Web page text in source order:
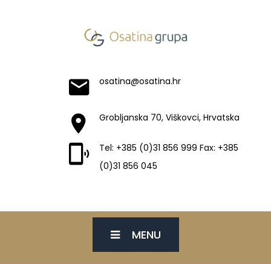
osatina@osatina.hr
Grobljanska 70, Viškovci, Hrvatska
Tel: +385 (0)31 856 999 Fax: +385
(0)31 856 045
MENU